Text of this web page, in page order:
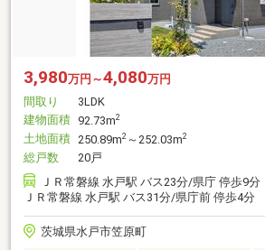
3,980万円～4,080万円
間取り
3LDK
建物面積 92.73m2
土地面積 250.89m2 ～252.03m2
総戸数
20戸
ＪＲ常磐線 水戸駅 バス23分/県庁 停歩9分
ＪＲ常磐線 水戸駅 バス31分/県庁前 停歩4分
茨城県水戸市笠原町